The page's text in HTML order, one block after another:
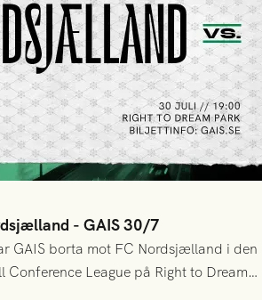
- GAIS 30/7
GAIS borta mot FC Nordsjælland i den
League på Right to Dream
och ledarstaben har tagit ut följande